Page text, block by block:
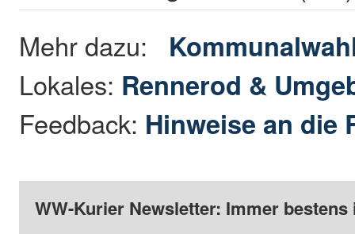
Mehr dazu:
Lokales: Rennerod &
Feedback: Hinweise an die
WW-Kurier Newsletter: Immer